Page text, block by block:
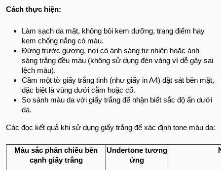
Cách thực hiện:
Làm sạch da mặt, không bôi kem dưỡng, trang điểm hay
kem chống nắng có màu.
Đứng trước gương, nơi có ánh sáng tự nhiên hoặc ánh
sáng trắng đều màu (không sử dụng đèn vàng vì dễ gây sai
lệch màu).
Cầm một tờ giấy trắng tinh (như giấy in A4) đặt sát bên mặt,
đặc biệt là vùng dưới cằm hoặc cổ.
So sánh màu da với giấy trắng để nhận biết sắc độ ẩn dưới
da.
Các đọc kết quả khi sử dụng giấy trắng để xác định tone màu da:
Màu sắc phản chiếu bên
cạnh giấy trắng
Undertone tương
ứng